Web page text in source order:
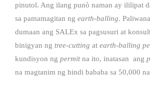
pinutol. Ang ilang punò naman ay ililipat
sa pamamagitan ng earth-balling.
dumaan ang SALEx sa pagsusuri at
binigyan ng tree-cutting at earth-balling
kundisyon ng permitna ito, inatasan ang
na magtanim ng hindi bababa sa 50,000